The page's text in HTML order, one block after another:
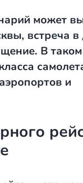
может
встреча в
В
и